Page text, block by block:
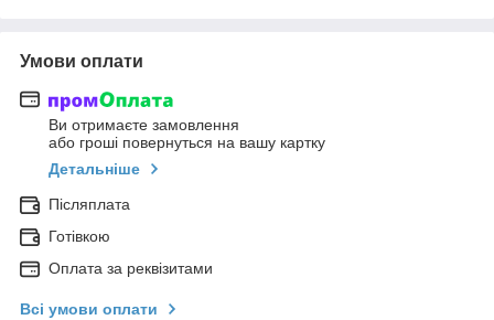
Умови оплати
Ви отримаєте замовлення
або гроші повернуться на вашу картку
Детальніше
Післяплата
Готівкою
Оплата за реквізитами
Всі умови оплати